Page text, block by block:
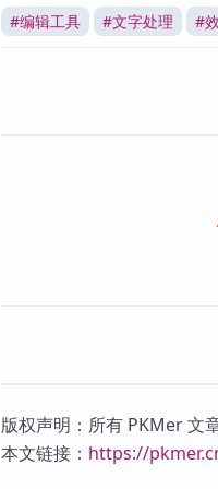
#编辑工具 #文字处理 #
版权声明：所有 PKMer 文
本文链接： https://